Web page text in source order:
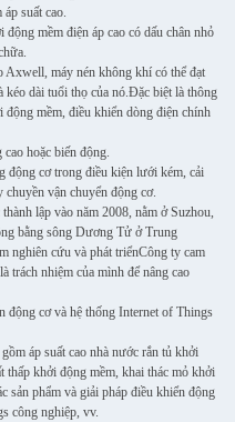
suất cao.
mềm điện áp cao có dấu chân nhỏ
Axwell, máy nén không khí có thể đạt
dài tuổi thọ của nó.Đặc biệt là thông
động mềm, điều khiển dòng điện chính
hoặc biến động.
động cơ trong điều kiện lưới kém, cải
vận chuyển động cơ.
lập vào năm 2008, nằm ở Suzhou,
bằng sông Dương Tử ở Trung
nghiên cứu và phát triểnCông ty cam
trách nhiệm của mình để nâng cao
động cơ và hệ thống Internet of Things
áp suất cao nhà nước rắn tủ khởi
thấp khởi động mềm, khai thác mỏ khởi
sản phẩm và giải pháp điều khiển động
công nghiệp, vv.